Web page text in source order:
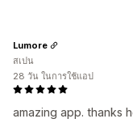
amazing app. thanks
Lumore
สเปน
28 วัน ในการใช้แอป